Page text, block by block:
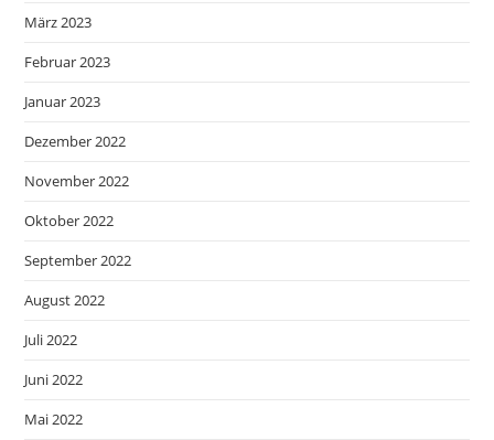
März 2023
Februar 2023
Januar 2023
Dezember 2022
November 2022
Oktober 2022
September 2022
August 2022
Juli 2022
Juni 2022
Mai 2022